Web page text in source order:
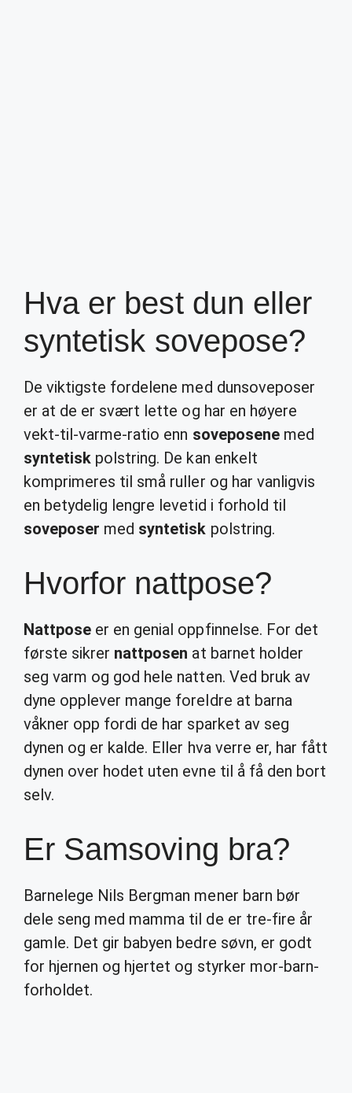
Hva er best dun eller
syntetisk sovepose?
De viktigste fordelene med dunsoveposer
er at de er svært lette og har en høyere
vekt-til-varme-ratio enn soveposenemed
syntetisk polstring. De kan enkelt
komprimeres til små ruller og har vanligvis
en betydelig lengre levetid i forhold til
soveposer med syntetisk polstring.
Hvorfor nattpose?
Nattpose er en genial oppfinnelse. For det
første sikrer nattposen at barnet holder
seg varm og god hele natten. Ved bruk av
dyne opplever mange foreldre at barna
våkner opp fordi de har sparket av seg
dynen og er kalde. Eller hva verre er, har fått
dynen over hodet uten evne til å få den bort
selv.
Er Samsoving bra?
Barnelege Nils Bergman mener barn bør
dele seng med mamma til de er tre-fire år
gamle. Det gir babyen bedre søvn, er godt
for hjernen og hjertet og styrker mor-barn-
forholdet.